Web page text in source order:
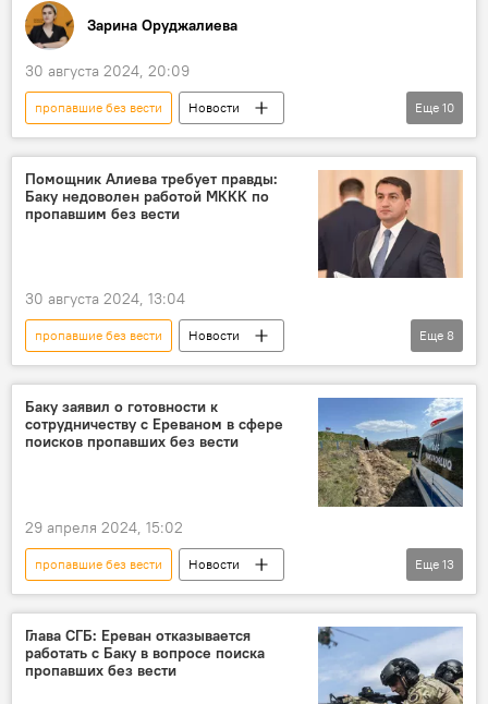
Зарина Оруджалиева
30 августа 2024, 20:09
пропавшие без вести
Новости
Азербайджан
Общество
Карабах
Конфликт
останки
Армения
Международный комитет Красного Креста (МККК)
Государственная комиссия по делам военнопленных, заложников и без вести пропавших граждан АР
Еще 10
Помощник Алиева требует правды:
Баку недоволен работой МККК по
пропавшим без вести
30 августа 2024, 13:04
пропавшие без вести
Новости
Азербайджан
Армения
Конфликт
Карабах
пленные
Хикмет Гаджиев
Международный комитет Красного Креста (МККК)
Еще 8
Баку заявил о готовности к
сотрудничеству с Ереваном в сфере
поисков пропавших без вести
29 апреля 2024, 15:02
пропавшие без вести
Новости
Азербайджан
Государственная комиссия Азербайджана по делам военнопленных, заложников и без вести пропавших
Исмаил Ахундов
Заявление
Еще 13
Глава СГБ: Ереван отказывается
работать с Баку в вопросе поиска
пропавших без вести